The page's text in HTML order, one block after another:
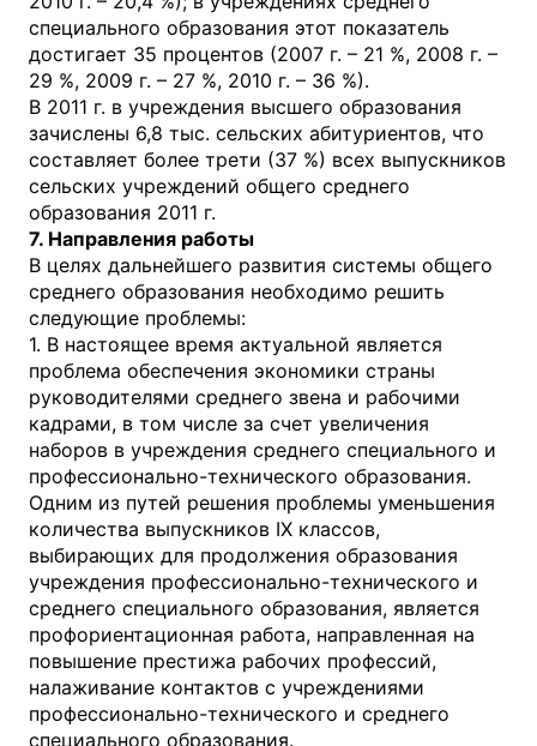
специального образования этот показатель
достигает 35 процентов (2007 г. – 21 %, 2008 г. –
29 %, 2009 г. – 27 %, 2010 г. – 36 %).
В 2011 г. в учреждения высшего образования
зачислены 6,8 тыс. сельских абитуриентов, что
составляет более трети (37 %) всех выпускников
сельских учреждений общего среднего
образования 2011 г.
7. Направления работы
В целях дальнейшего развития системы общего
среднего образования необходимо решить
следующие проблемы:
1. В настоящее время актуальной является
проблема обеспечения экономики страны
руководителями среднего звена и рабочими
кадрами, в том числе за счет увеличения
наборов в учреждения среднего специального и
профессионально-технического образования.
Одним из путей решения проблемы уменьшения
количества выпускников IX классов,
выбирающих для продолжения образования
учреждения профессионально-технического и
среднего специального образования, является
профориентационная работа, направленная на
повышение престижа рабочих профессий,
налаживание контактов с учреждениями
профессионально-технического и среднего
специального образования.